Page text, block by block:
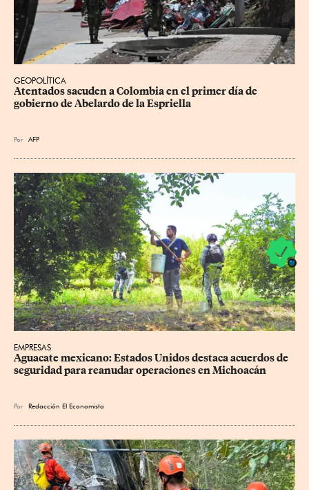
GEOPOLÍTICA
Atentados sacuden a Colombia en el primer día de
gobierno de Abelardo de la Espriella
Por AFP
EMPRESAS
Aguacate mexicano: Estados Unidos destaca acuerdos de
seguridad para reanudar operaciones en Michoacán
Por Redacción El Economista